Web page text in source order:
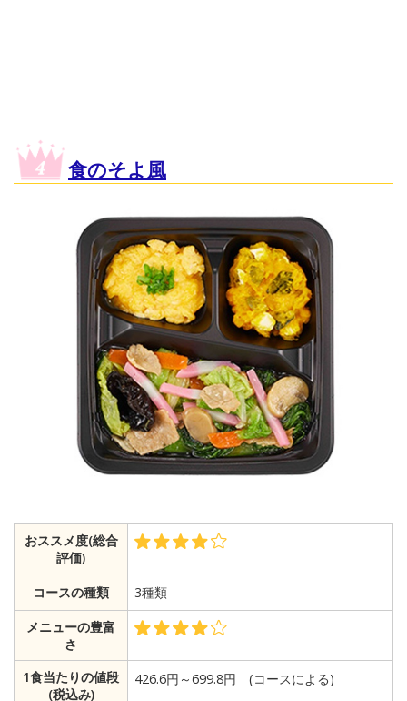
食のそよ風
おススメ度(総合
評価)
コースの種類
3種類
メニューの豊富
さ
1食当たりの値段
(税込み)
426.6円～699.8円 (コースによる)